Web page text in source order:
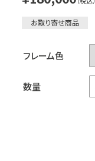
お取り寄せ商品
フレーム色
数量